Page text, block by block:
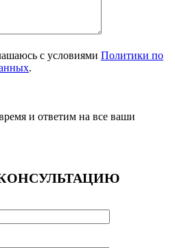
с условиями Политики по
.
и ответим на все ваши
КОНСУЛЬТАЦИЮ